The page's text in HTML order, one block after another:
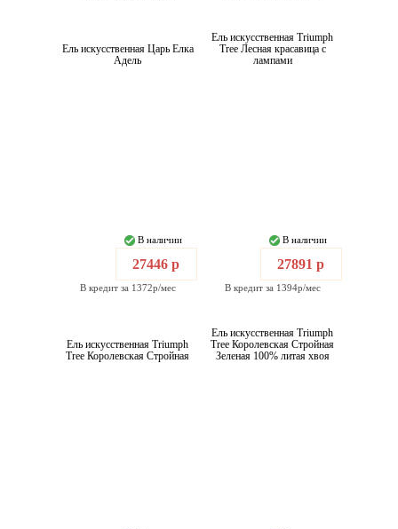
Ель искусственная Царь Елка
Адель
В наличии
27446 р
В кредит за 1372р/мес
Ель искусственная Triumph
Tree Лесная красавица с
лампами
В наличии
27891 р
В кредит за 1394р/мес
Ель искусственная Triumph
Tree Королевская Стройная
Ель искусственная Triumph
Tree Королевская Стройная
Зеленая 100% литая хвоя